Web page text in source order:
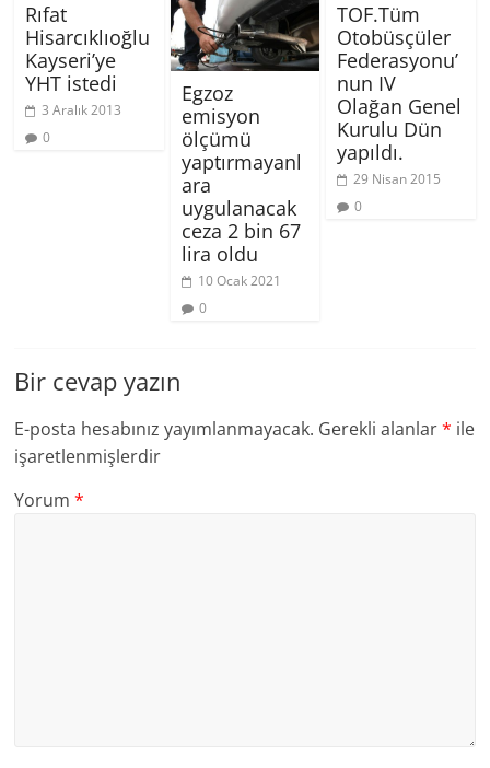
Rıfat
Hisarcıklıoğlu
Kayseri’ye
YHT istedi
3 Aralık 2013
0
Egzoz
emisyon
ölçümü
yaptırmayanl
ara
uygulanacak
ceza 2 bin 67
lira oldu
10 Ocak 2021
0
TOF.Tüm
Otobüsçüler
Federasyonu’
nun IV
Olağan Genel
Kurulu Dün
yapıldı.
29 Nisan 2015
0
Bir cevap yazın
E-posta hesabınız yayımlanmayacak. Gerekli alanlar* ile
işaretlenmişlerdir
Yorum*